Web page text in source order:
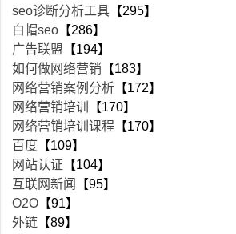
seo诊断分析工具 【295】
白帽seo 【286】
广告联盟 【194】
如何做网络营销 【183】
网络营销案例分析 【172】
网络营销培训
【170】
网络营销培训课程 【170】
百度 【109】
网站认证 【104】
互联网新闻
【95】
O2O 【91】
外链 【89】